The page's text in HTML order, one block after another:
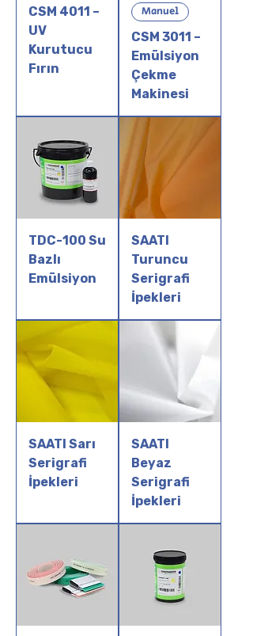
CSM 4011 –
UV
Kurutucu
Fırın
Manuel
CSM 3011 –
Emülsiyon
Çekme
Makinesi
TDC-100 Su
Bazlı
Emülsiyon
SAATI
Turuncu
Serigrafi
İpekleri
SAATI Sarı
Serigrafi
İpekleri
SAATI
Beyaz
Serigrafi
İpekleri